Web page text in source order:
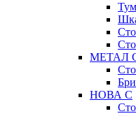
МЕТАЛ
НОВА С